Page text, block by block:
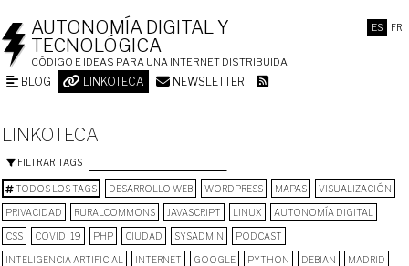
ES FR
AUTONOMÍA DIGITAL Y
TECNOLÓGICA
CÓDIGO E IDEAS PARA UNA INTERNET DISTRIBUIDA
BLOG LINKOTECA NEWSLETTER
LINKOTECA.
FILTRAR TAGS
TODOS LOS TAGS DESARROLLO WEB WORDPRESS MAPAS VISUALIZACIÓN
PRIVACIDAD RURALCOMMONS JAVASCRIPT LINUX AUTONOMÍA DIGITAL
CSS COVID_19 PHP CIUDAD SYSADMIN PODCAST
INTELIGENCIA ARTIFICIAL INTERNET GOOGLE PYTHON DEBIAN MADRID